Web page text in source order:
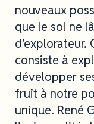
nouveaux
que le sol ne
consiste à
développer
fruit à notre
unique. René